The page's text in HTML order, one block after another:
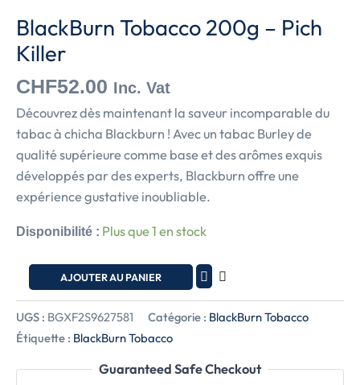
BlackBurn Tobacco 200g – Pich
Killer
CHF52.00 Inc. Vat
Découvrez dès maintenant la saveur incomparable du
tabac à chicha Blackburn ! Avec un tabac Burley de
qualité supérieure comme base et des arômes exquis
développés par des experts, Blackburn offre une
expérience gustative inoubliable.
Disponibilité : Plus que 1 en stock
-
Pich
AJOUTER AU PANIER
UGS : BGXF2S9627581 Catégorie : BlackBurn Tobacco
Étiquette : BlackBurn Tobacco
Guaranteed Safe Checkout